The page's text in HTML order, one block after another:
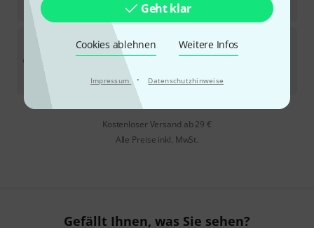
Geht klar
Cookies ablehnen Weitere Infos
Impressum · Datenschutzhinweise
Stairville The Tube II Tour Bundle 2
In 11–14 Wochen lieferbar
3.199€
Kostenloser Versand ab 29 €
Alle Preise inkl. MwSt.
Gefällt Ihnen, was Sie sehen?